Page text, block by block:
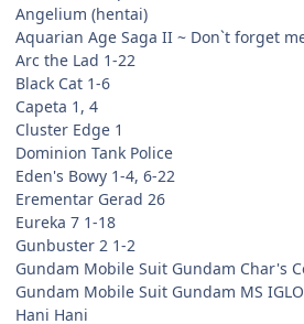
Angelium (hentai)
Aquarian Age Saga II ~ Don`t forget
Arc the Lad 1-22
Black Cat 1-6
Capeta 1, 4
Cluster Edge 1
Dominion Tank Police
Eden's Bowy 1-4, 6-22
Erementar Gerad 26
Eureka 7 1-18
Gunbuster 2 1-2
Gundam Mobile Suit Gundam Char's
Gundam Mobile Suit Gundam MS
Hani Hani